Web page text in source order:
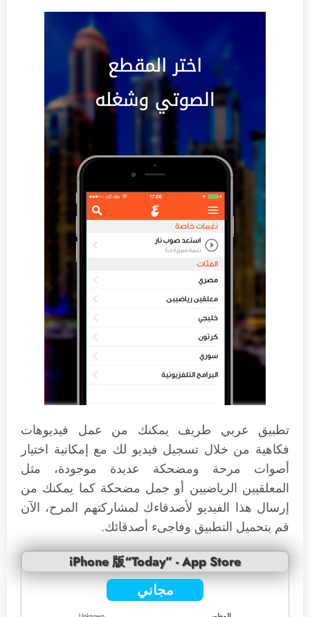
تطبيق عربي طريف يمكنك من عمل فيديوهات
فكاهية من خلال تسجيل فيديو لك مع إمكانية اختيار
أصوات مرحة ومضحكة عديدة موجودة، مثل
المعلقيين الرياضيين أو جمل مضحكة كما يمكنك من
إرسال هذا الفيديو لأصدقاءك لمشاركتهم المرح، الآن
قم بتحميل التطبيق وفاجىء أصدقائك.
iPhone 版“Today” - App Store
مجاني